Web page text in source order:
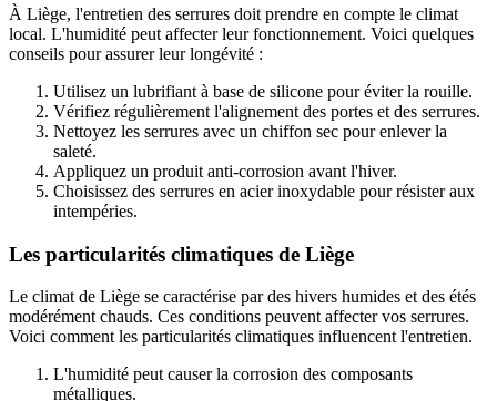
À Liège, l'entretien des serrures doit prendre en compte le climat
local. L'humidité peut affecter leur fonctionnement. Voici quelques
conseils pour assurer leur longévité :
Utilisez un lubrifiant à base de silicone pour éviter la rouille.
Vérifiez régulièrement l'alignement des portes et des serrures.
Nettoyez les serrures avec un chiffon sec pour enlever la
saleté.
Appliquez un produit anti-corrosion avant l'hiver.
Choisissez des serrures en acier inoxydable pour résister aux
intempéries.
Les particularités climatiques de Liège
Le climat de Liège se caractérise par des hivers humides et des étés
modérément chauds. Ces conditions peuvent affecter vos serrures.
Voici comment les particularités climatiques influencent l'entretien.
L'humidité peut causer la corrosion des composants
métalliques.